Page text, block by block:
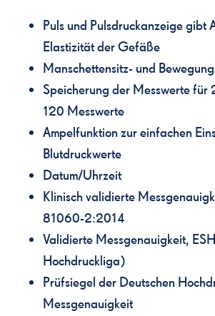
Puls und Pulsdruckanzeige gibt
Elastizität der Gefäße
Manschettensitz- und
Speicherung der Messwerte für
120 Messwerte
Ampelfunktion zur einfachen
Blutdruckwerte
Datum/Uhrzeit
Klinisch validierte
81060-2:2014
Validierte Messgenauigkeit,
Hochdruckliga)
Prüfsiegel der Deutschen
Messgenauigkeit